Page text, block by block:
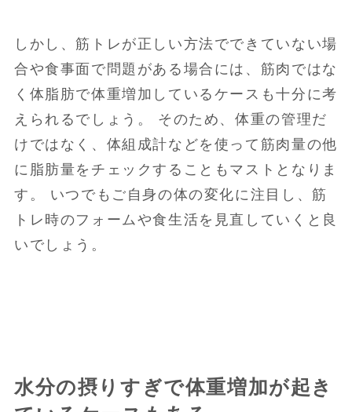
しかし、筋トレが正しい方法でできていない場
合や食事面で問題がある場合には、筋肉ではな
く体脂肪で体重増加しているケースも十分に考
えられるでしょう。 そのため、体重の管理だ
けではなく、体組成計などを使って筋肉量の他
に脂肪量をチェックすることもマストとなりま
す。 いつでもご自身の体の変化に注目し、筋
トレ時のフォームや食生活を見直していくと良
いでしょう。
水分の摂りすぎで体重増加が起き